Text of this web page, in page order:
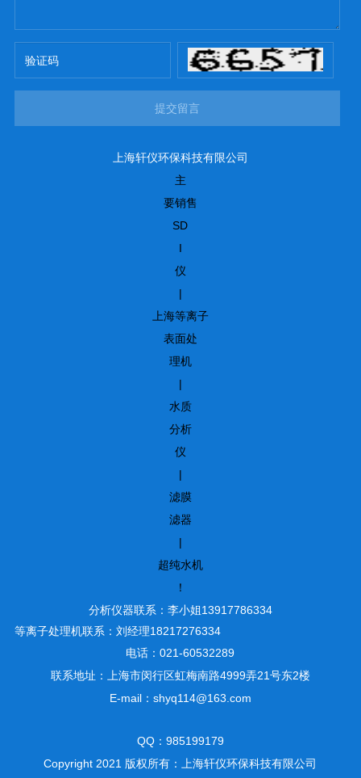
提交留言
上海轩仪环保科技有限公司
主
要销售
SD
I
仪
|
上海等离子
表面处
理机
|
水质
分析
仪
|
滤膜
滤器
|
超纯水机
！
分析仪器联系：李小姐13917786334
等离子处理机联系：刘经理18217276334
电话：021-60532289
联系地址：上海市闵行区虹梅南路4999弄21号东2楼
E-mail：shyq114@163.com
QQ：985199179
Copyright 2021 版权所有：上海轩仪环保科技有限公司